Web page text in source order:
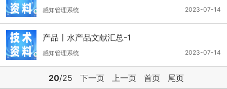
2023-07-14
感知管理系统
产品〡水产品文献汇总-1
2023-07-14
感知管理系统
20/25 下一页 上一页 首页 尾页